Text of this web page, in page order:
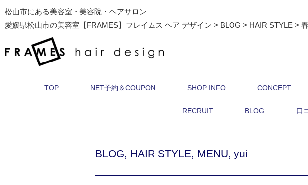
松山市にある美容室・美容院・ヘアサロン
愛媛県松山市の美容室【FRAMES】フレイムス ヘア デザイン > BLOG > HAIR STYLE >
TOP NET予約＆COUPON SHOP INFO CONCEPT
RECRUIT BLOG 口
BLOG, HAIR STYLE, MENU, yui